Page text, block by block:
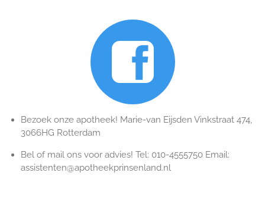
Bezoek onze apotheek! Marie-van Eijsden Vinkstraat 474,
3066HG Rotterdam
Bel of mail ons voor advies! Tel: 010-4555750 Email:
assistenten@apotheekprinsenland.nl